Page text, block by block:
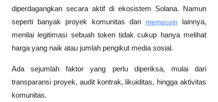
diperdagangkan secara aktif di ekosistem Solana. Namun
seperti banyak proyek komunitas dan memecoin lainnya,
menilai legitimasi sebuah token tidak cukup hanya melihat
harga yang naik atau jumlah pengikut media sosial.
Ada sejumlah faktor yang perlu diperiksa, mulai dari
transparansi proyek, audit kontrak, likuiditas, hingga aktivitas
komunitas.